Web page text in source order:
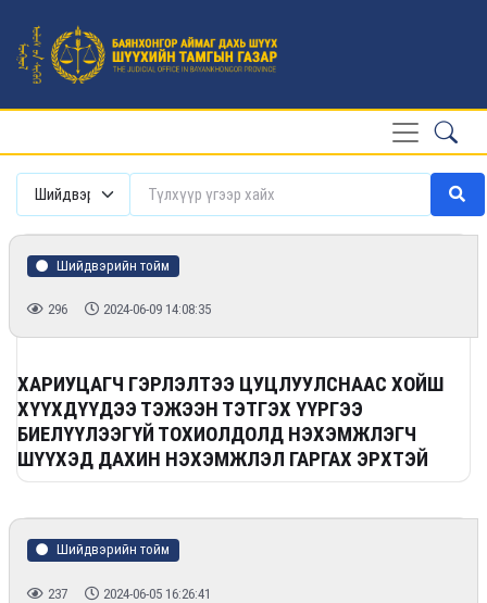
Шийдвэрийн тойм
296 2024-06-09 14:08:35
ХАРИУЦАГЧ ГЭРЛЭЛТЭЭ ЦУЦЛУУЛСНААС ХОЙШ
ХҮҮХДҮҮДЭЭ ТЭЖЭЭН ТЭТГЭХ ҮҮРГЭЭ
БИЕЛҮҮЛЭЭГҮЙ ТОХИОЛДОЛД НЭХЭМЖЛЭГЧ
ШҮҮХЭД ДАХИН НЭХЭМЖЛЭЛ ГАРГАХ ЭРХТЭЙ
Шийдвэрийн тойм
237 2024-06-05 16:26:41